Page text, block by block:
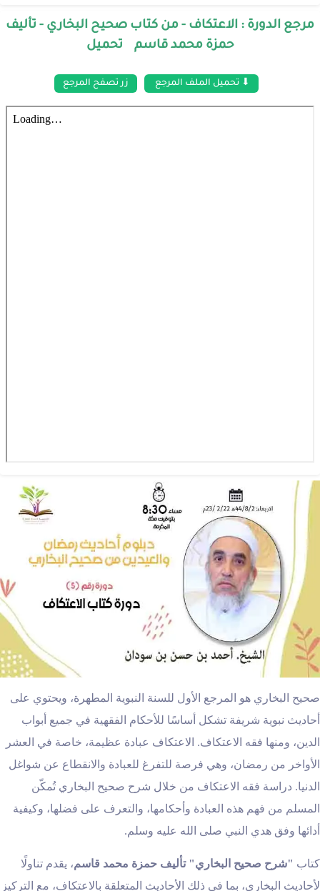
مرجع الدورة : الاعتكاف - من كتاب صحيح البخاري - تأليف
حمزة محمد قاسم تحميل
⬇ تحميل الملف المرجع زر تصفح المرجع
صحيح البخاري هو المرجع الأول للسنة النبوية المطهرة، ويحتوي على
أحاديث نبوية شريفة تشكل أساسًا للأحكام الفقهية في جميع أبواب
الدين، ومنها فقه الاعتكاف. الاعتكاف عبادة عظيمة، خاصة في العشر
الأواخر من رمضان، وهي فرصة للتفرغ للعبادة والانقطاع عن شواغل
الدنيا. دراسة فقه الاعتكاف من خلال شرح صحيح البخاري تُمكّن
المسلم من فهم هذه العبادة وأحكامها، والتعرف على فضلها، وكيفية
أدائها وفق هدي النبي صلى الله عليه وسلم.
كتاب "شرح صحيح البخاري" تأليف حمزة محمد قاسم، يقدم تناولًا
لأحاديث البخاري، بما في ذلك الأحاديث المتعلقة بالاعتكاف، مع التركيز